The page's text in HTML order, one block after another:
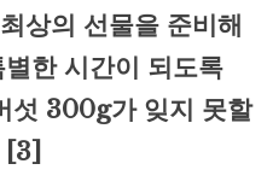
상의 선물을 준비해
한 시간이 되도록
섯 300g가 잊지 못할
[3]